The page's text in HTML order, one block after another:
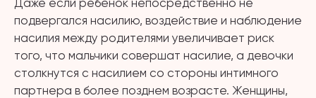
Даже если ребенок непосредственно не
подвергался насилию, воздействие и наблюдение
насилия между родителями увеличивает риск
того, что мальчики совершат насилие, а девочки
столкнутся с насилием со стороны интимного
партнера в более позднем возрасте. Женщины,